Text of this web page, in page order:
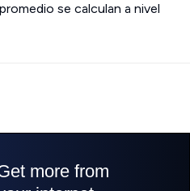
se calculan a nivel